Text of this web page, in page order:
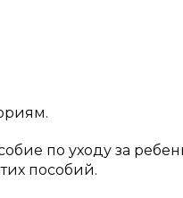
по уходу за
пособий.